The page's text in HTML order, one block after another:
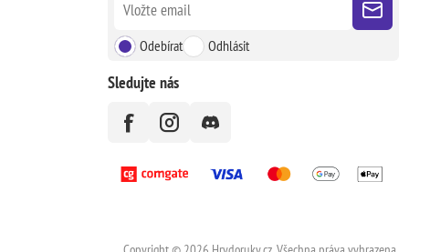
Odebírat Odhlásit
Sledujte nás